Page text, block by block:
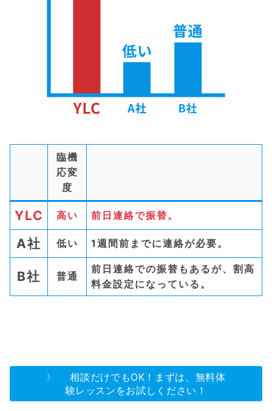
臨機
応変
度
YLC 高い 前日連絡で振替。
A社 低い 1週間前までに連絡が必要。
B社 普通
前日連絡での振替もあるが、割高
料金設定になっている。
〉 相談だけでもOK！まずは、無料体
験レッスンをお試しください！